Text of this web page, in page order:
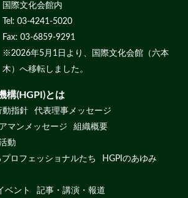
国際文化会館内
Tel: 03-4241-5020
Fax: 03-6859-9291
※2026年5月1日より、国際文化会館（六本
木）へ移転しました。
構(HGPI)とは
動指針
代表理事メッセージ
マンメッセージ
組織概要
動
プロフェッショナルたち
HGPIのあゆみ
ベント 記事・講演・報道